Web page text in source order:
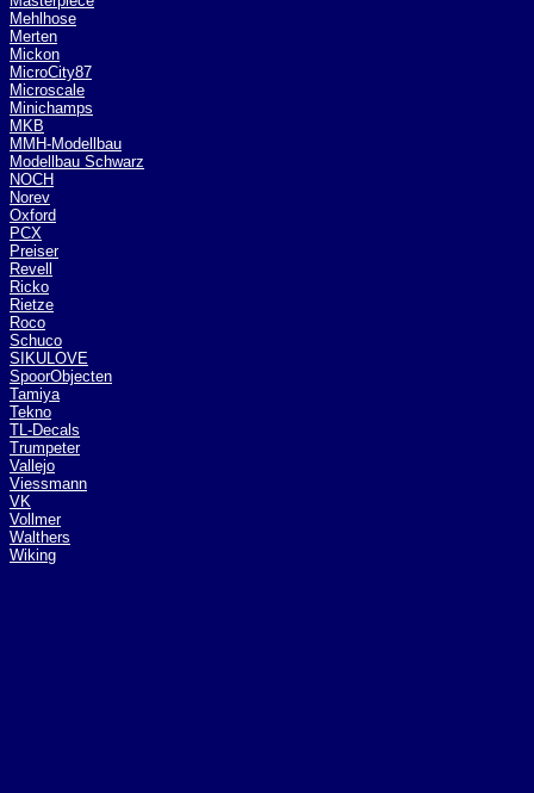
Mehlhose
Merten
Mickon
MicroCity87
Microscale
Minichamps
MKB
MMH-Modellbau
Modellbau Schwarz
NOCH
Norev
Oxford
PCX
Preiser
Revell
Ricko
Rietze
Roco
Schuco
SIKULOVE
SpoorObjecten
Tamiya
Tekno
TL-Decals
Trumpeter
Vallejo
Viessmann
VK
Vollmer
Walthers
Wiking